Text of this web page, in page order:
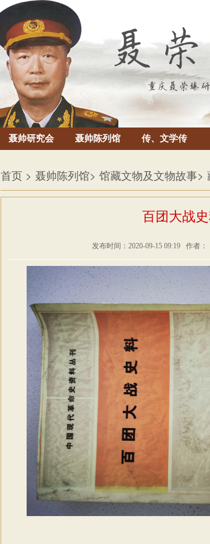
聂帅研究会 聂帅陈列馆 传、文学传
首页 > 聂帅陈列馆> 馆藏文物及文物故事>
百团大战
发布时间：2020-09-15 09:19 作者